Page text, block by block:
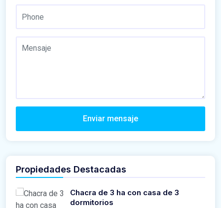
Enviar mensaje
Propiedades Destacadas
Chacra de 3 ha con casa de 3
dormitorios